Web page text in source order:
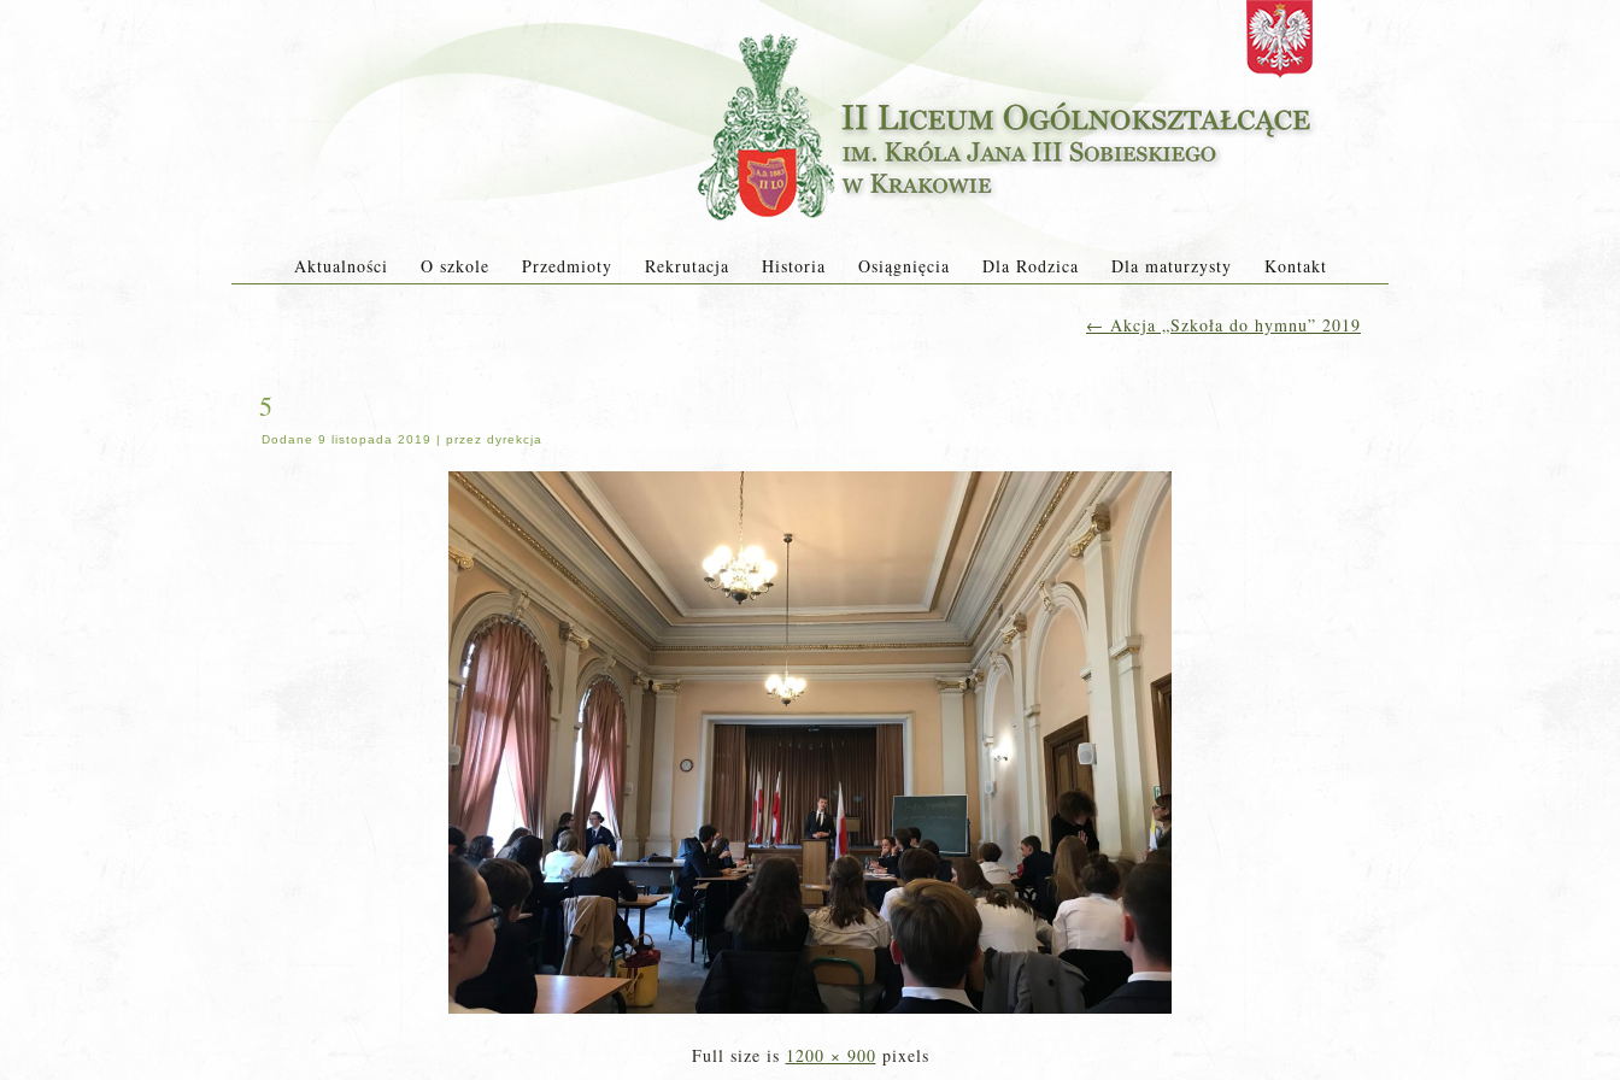
Aktualności O szkole Przedmioty Rekrutacja Historia Osiągnięcia Dla Rodzica Dla maturzysty Kontakt
← Akcja „Szkoła do hymnu” 2019
5
Dodane 9 listopada 2019 | przez dyrekcja
Full size is 1200 × 900 pixels